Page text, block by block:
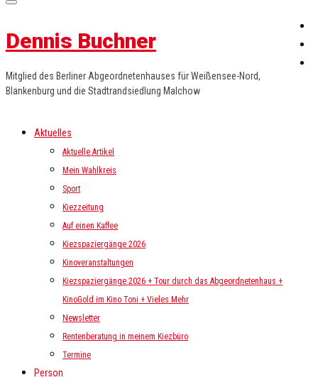
Dennis Buchner
Mitglied des Berliner Abgeordnetenhauses für Weißensee-Nord,
Blankenburg und die Stadtrandsiedlung Malchow
Aktuelles
Aktuelle Artikel
Mein Wahlkreis
Sport
Kiezzeitung
Auf einen Kaffee
Kiezspaziergänge 2026
Kinoveranstaltungen
Kiezspaziergänge 2026 + Tour durch das Abgeordnetenhaus +
KinoGold im Kino Toni + Vieles Mehr
Newsletter
Rentenberatung in meinem Kiezbüro
Termine
Person